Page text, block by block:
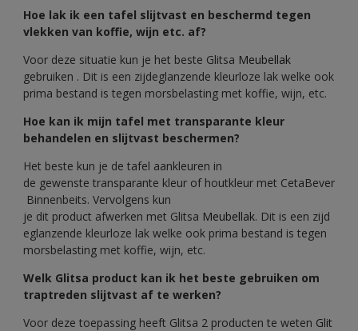
Hoe lak ik een tafel slijtvast en beschermd tegen
vlekken van koffie, wijn etc. af?
Voor deze situatie kun je het beste Glitsa Meubellak
gebruiken . Dit is een zijdeglanzende kleurloze lak welke ook
prima bestand is tegen morsbelasting met koffie, wijn, etc.
Hoe kan ik mijn tafel met transparante kleur
behandelen en slijtvast beschermen?
Het beste kun je de tafel aankleuren in
de gewenste transparante kleur of houtkleur met CetaBever
Binnenbeits. Vervolgens kun
je dit product afwerken met Glitsa Meubellak. Dit is een zijd
eglanzende kleurloze lak welke ook prima bestand is tegen
morsbelasting met koffie, wijn, etc.
Welk Glitsa product kan ik het beste gebruiken om
traptreden slijtvast af te werken?
Voor deze toepassing heeft Glitsa 2 producten te weten Glit